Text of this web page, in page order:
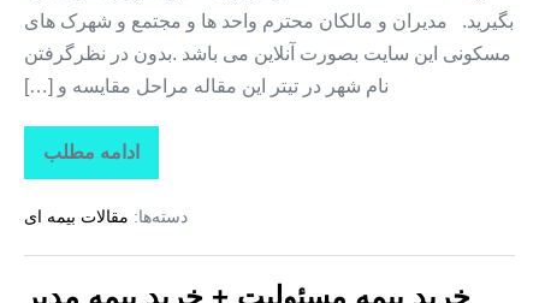
بگیرید. مدیران و مالکان محترم واحد ها و مجتمع و شهرک های
مسکونی این سایت بصورت آنلاین می باشد .بدون در نظرگرفتن
نام شهر در تیتر این مقاله مراحل مقایسه و […]
ادامه مطلب
خرید
بیمه
+
بیمه
ساختمان
دسته‌ها: مقالات بیمه ای
خرید بیمه مسئولیت + خرید بیمه مدیر